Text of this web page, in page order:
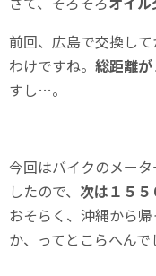
前回、広島で交換し
わけですね。 総距離
すし…。
今回はバイクのメー
したので、 次は１５
おそらく、沖縄から
か、ってとこらへんで